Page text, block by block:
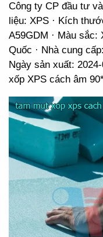
Công ty CP đầu tư
liệu: XPS · Kích
A59GDM · Màu sắc:
Quốc · Nhà cung
Ngày sản xuất:
xốp XPS cách âm